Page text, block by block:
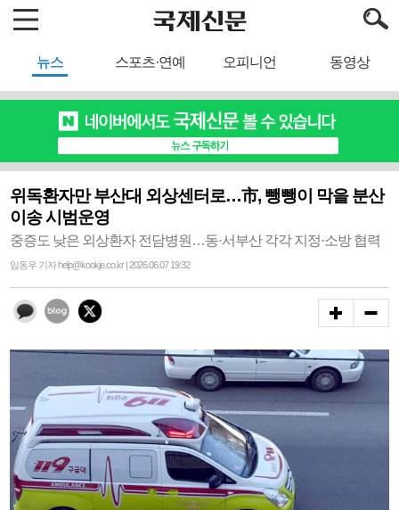
뉴스 스포츠·연예 오피니언 동영상
위독환자만 부산대 외상센터로…市, 뺑뺑이 막을 분산
이송 시범운영
중증도 낮은 외상환자 전담병원…동·서부산 각각 지정·소방 협력
임동우 기자 help@kookje.co.kr | 2026.06.07 19:32